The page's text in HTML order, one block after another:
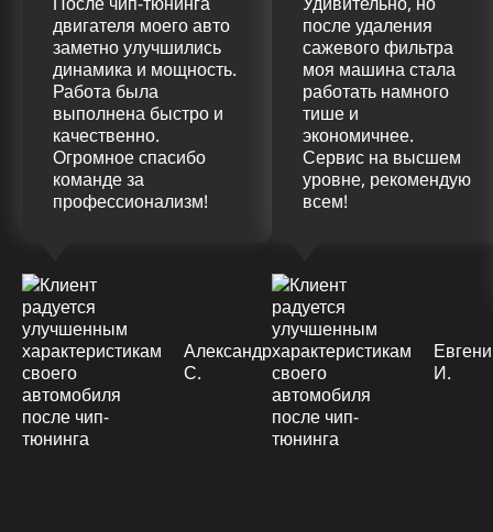
двигателя моего авто
заметно улучшились
динамика и мощность.
Работа была
выполнена быстро и
качественно.
Огромное спасибо
команде за
профессионализм!
Александр
С.
после удаления
сажевого фильтра
моя машина стала
работать намного
тише и
экономичнее.
Сервис на высшем
уровне, рекомендую
всем!
И.